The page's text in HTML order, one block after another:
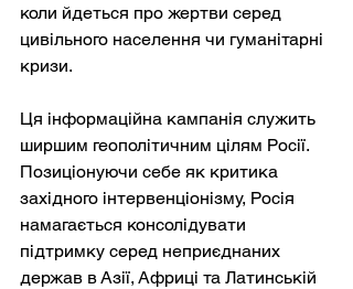
коли йдеться про жертви серед
цивільного населення чи гуманітарні
кризи.
Ця інформаційна кампанія служить
ширшим геополітичним цілям Росії.
Позиціонуючи себе як критика
західного інтервенціонізму, Росія
намагається консолідувати
підтримку серед неприєднаних
держав в Азії, Африці та Латинській